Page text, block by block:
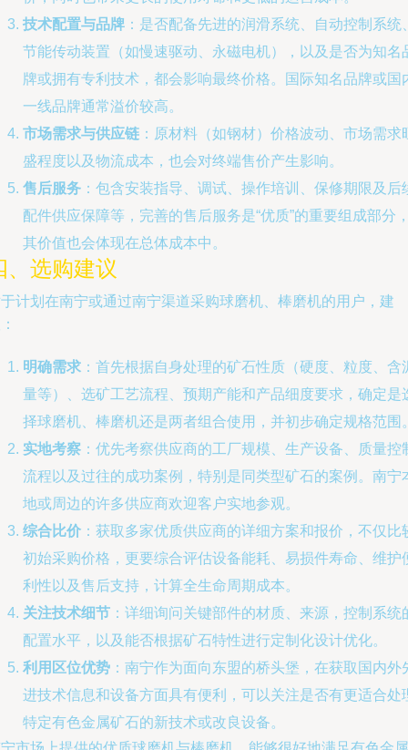
技术配置与品牌 ：是否配备先进的润滑系统、自动控制系统
节能传动装置（如慢速驱动、永磁电机），以及是否为知名
牌或拥有专利技术，都会影响最终价格。国际知名品牌或国
一线品牌通常溢价较高。
市场需求与供应链 ：原材料（如钢材）价格波动、市场需求
盛程度以及物流成本，也会对终端售价产生影响。
售后服务 ：包含安装指导、调试、操作培训、保修期限及后
配件供应保障等，完善的售后服务是“优质”的重要组成部分
其价值也会体现在总体成本中。
、选购建议
计划在南宁或通过南宁渠道采购球磨机、棒磨机的用户，建
明确需求 ：首先根据自身处理的矿石性质（硬度、粒度、含
量等）、选矿工艺流程、预期产能和产品细度要求，确定是
择球磨机、棒磨机还是两者组合使用，并初步确定规格范围
实地考察 ：优先考察供应商的工厂规模、生产设备、质量控
流程以及过往的成功案例，特别是同类型矿石的案例。南宁
地或周边的许多供应商欢迎客户实地参观。
综合比价 ：获取多家优质供应商的详细方案和报价，不仅比
初始采购价格，更要综合评估设备能耗、易损件寿命、维护
利性以及售后支持，计算全生命周期成本。
关注技术细节 ：详细询问关键部件的材质、来源，控制系统
配置水平，以及能否根据矿石特性进行定制化设计优化。
利用区位优势 ：南宁作为面向东盟的桥头堡，在获取国内外
进技术信息和设备方面具有便利，可以关注是否有更适合处
特定有色金属矿石的新技术或改良设备。